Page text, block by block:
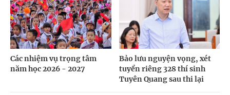
Các nhiệm vụ trọng tâm
năm học 2026 - 2027
Bảo lưu nguyện vọng, xét
tuyển riêng 328 thí sinh
Tuyên Quang sau thi lại